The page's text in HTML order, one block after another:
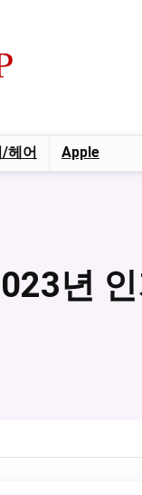
헤어 Apple
년